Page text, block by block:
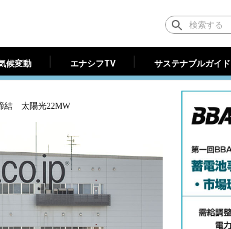
候変動 エナシフTV サステナブルガイド
サステナブルガイド
結 太陽光22MW